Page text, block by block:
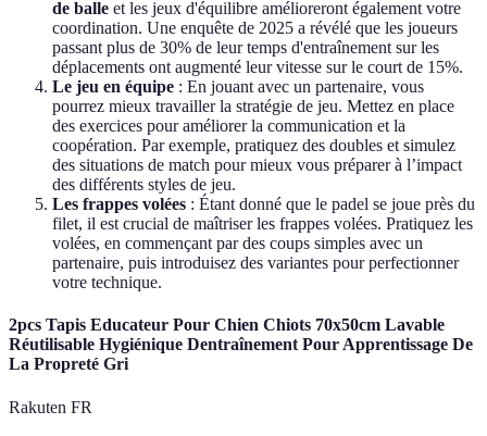
de balle et les jeux d'équilibre amélioreront également votre
coordination. Une enquête de 2025 a révélé que les joueurs
passant plus de 30% de leur temps d'entraînement sur les
déplacements ont augmenté leur vitesse sur le court de 15%.
Le jeu en équipe : En jouant avec un partenaire, vous
pourrez mieux travailler la stratégie de jeu. Mettez en place
des exercices pour améliorer la communication et la
coopération. Par exemple, pratiquez des doubles et simulez
des situations de match pour mieux vous préparer à l’impact
des différents styles de jeu.
Les frappes volées : Étant donné que le padel se joue près du
filet, il est crucial de maîtriser les frappes volées. Pratiquez les
volées, en commençant par des coups simples avec un
partenaire, puis introduisez des variantes pour perfectionner
votre technique.
2pcs Tapis Educateur Pour Chien Chiots 70x50cm Lavable
Réutilisable Hygiénique Dentraînement Pour Apprentissage De
La Propreté Gri
Rakuten FR